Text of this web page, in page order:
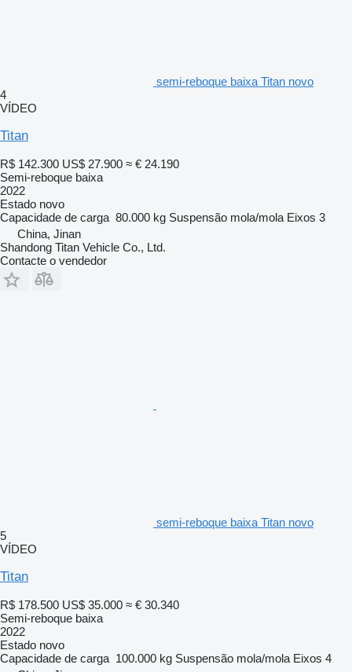
semi-reboque baixa Titan novo
4
VÍDEO
Titan
R$ 142.300 US$ 27.900 ≈ € 24.190
Semi-reboque baixa
2022
Estado novo
Capacidade de carga 80.000 kg Suspensão mola/mola Eixos 3
China, Jinan
Shandong Titan Vehicle Co., Ltd.
Contacte o vendedor
semi-reboque baixa Titan novo
5
VÍDEO
Titan
R$ 178.500 US$ 35.000 ≈ € 30.340
Semi-reboque baixa
2022
Estado novo
Capacidade de carga 100.000 kg Suspensão mola/mola Eixos 4